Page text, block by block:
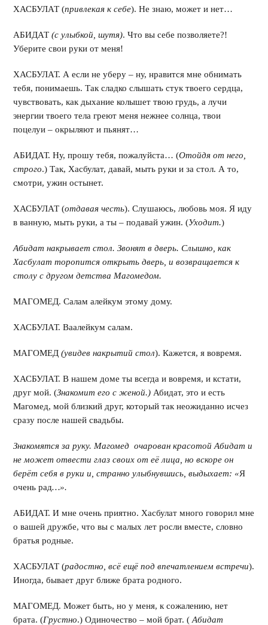
ХАСБУЛАТ (привлекая к себе). Не знаю, может и нет…
АБИДАТ(с улыбкой, шутя). Что вы себе позволяете?!
Уберите свои руки от меня!
ХАСБУЛАТ. А если не уберу – ну, нравится мне обнимать
тебя, понимаешь. Так сладко слышать стук твоего сердца,
чувствовать, как дыхание колышет твою грудь, а лучи
энергии твоего тела греют меня нежнее солнца, твои
поцелуи – окрыляют и пьянят…
АБИДАТ. Ну, прошу тебя, пожалуйста… (Отойдя от него,
строго.) Так, Хасбулат, давай, мыть руки и за стол. А то,
смотри, ужин остынет.
ХАСБУЛАТ (отдавая честь). Слушаюсь, любовь моя. Я иду
в ванную, мыть руки, а ты – подавай ужин. (Уходит.)
Абидат накрывает стол. Звонят в дверь. Слышно, как
Хасбулат торопится открыть дверь, и возвращается к
столу с другом детства Магомедом.
МАГОМЕД. Салам алейкум этому дому.
ХАСБУЛАТ. Ваалейкум салам.
МАГОМЕД(увидев накрытий стол). Кажется, я вовремя.
ХАСБУЛАТ. В нашем доме ты всегда и вовремя, и кстати,
друг мой. (Знакомит его с женой.) Абидат, это и есть
Магомед, мой близкий друг, который так неожиданно исчез
сразу после нашей свадьбы.
Знакомятся за руку. Магомед очарован красотой Абидат и
не может отвести глаз своих от её лица, но вскоре он
берёт себя в руки и, странно улыбнувшись, выдыхает: «Я
очень рад…».
АБИДАТ. И мне очень приятно. Хасбулат много говорил мне
о вашей дружбе, что вы с малых лет росли вместе, словно
братья родные.
ХАСБУЛАТ (радостно, всё ещё под впечатлением встречи).
Иногда, бывает друг ближе брата родного.
МАГОМЕД. Может быть, но у меня, к сожалению, нет
брата. (Грустно.) Одиночество – мой брат. (Абидат